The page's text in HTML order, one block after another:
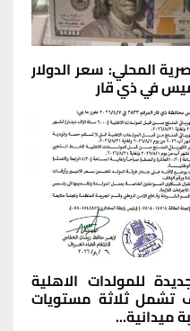
المحلي: سعر الدولار
في ذي قار
للمولدات الاهلية
تشمل ثلاثة مستويات
ميدانية...